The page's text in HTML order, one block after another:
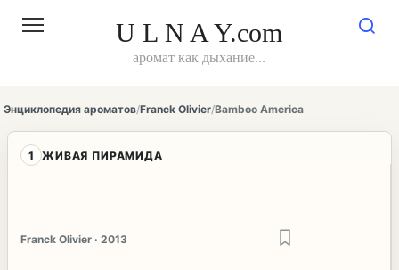
U L N A Y.com
аромат как дыхание...
Энциклопедия ароматов/Franck Olivier/Bamboo America
1 ЖИВАЯ ПИРАМИДА
Franck Olivier · 2013